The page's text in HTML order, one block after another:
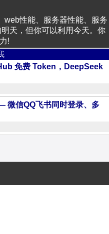
web性能、服务器性能、服务
天，但你可以利用今天。你
!
免费 Token，DeepSeek
微信QQ飞书同时登录、多